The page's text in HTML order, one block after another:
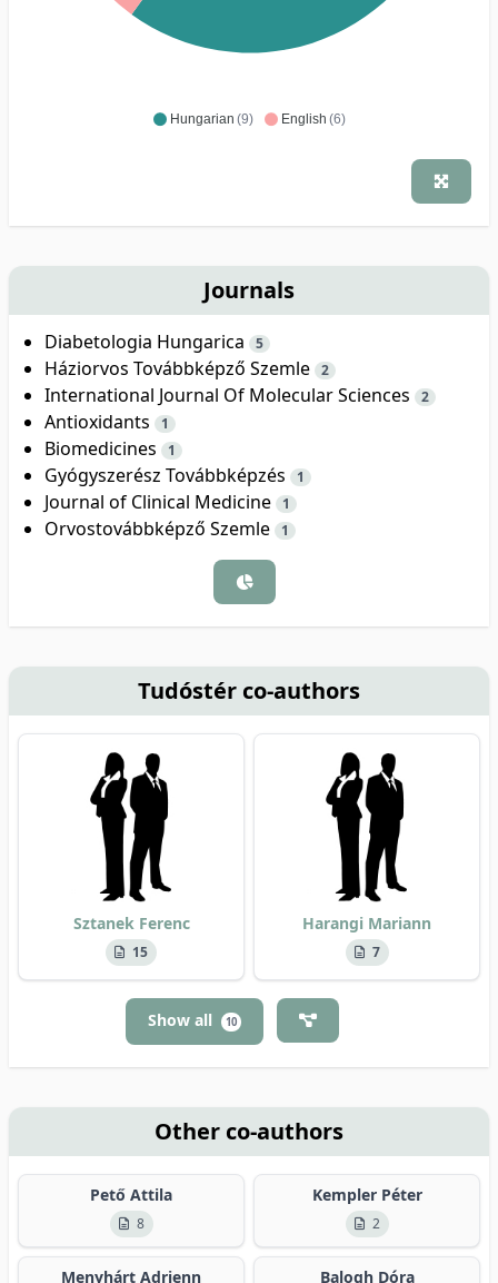
Hungarian (9) English (6)
Journals
Diabetologia Hungarica 5
Háziorvos Továbbképző Szemle 2
International Journal Of Molecular Sciences 2
Antioxidants 1
Biomedicines 1
Gyógyszerész Továbbképzés 1
Journal of Clinical Medicine 1
Orvostovábbképző Szemle 1
Tudóstér co-authors
Sztanek Ferenc
15
Harangi Mariann
7
Show all 10
Other co-authors
Pető Attila
8
Kempler Péter
2
Menyhárt Adrienn Balogh Dóra